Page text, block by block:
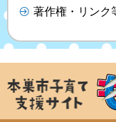
著作権・リンク